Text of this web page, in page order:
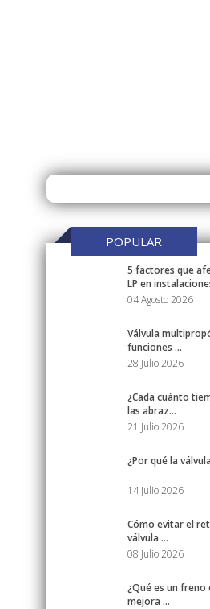
POPULAR
5 factores que
LP en
04 Agosto 2026
Válvula
funciones ...
28 Julio 2026
¿Cada cuánto
las abraz...
21 Julio 2026
¿Por qué la
14 Julio 2026
Cómo evitar el
válvula ...
08 Julio 2026
¿Qué es un
mejora ...